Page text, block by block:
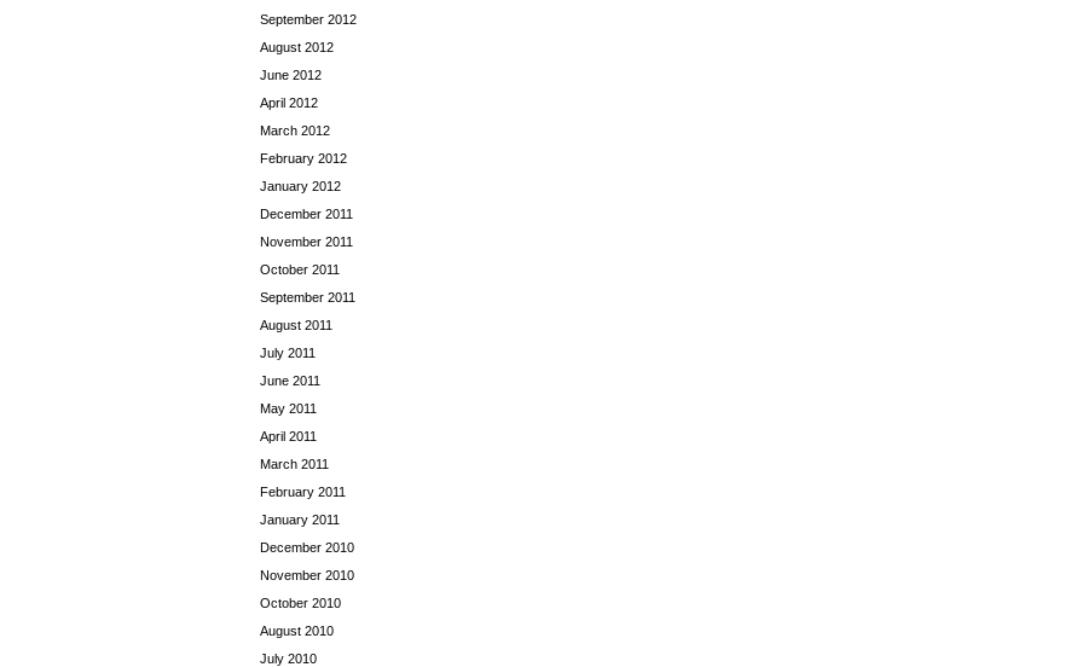
September 2012
August 2012
June 2012
April 2012
March 2012
February 2012
January 2012
December 2011
November 2011
October 2011
September 2011
August 2011
July 2011
June 2011
May 2011
April 2011
March 2011
February 2011
January 2011
December 2010
November 2010
October 2010
August 2010
July 2010